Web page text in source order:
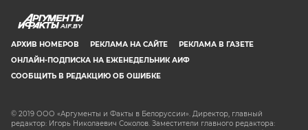
AIF.BY
АРХИВ НОМЕРОВ РЕКЛАМА НА САЙТЕ
РЕКЛАМА В ГАЗЕТЕ
ОНЛАЙН-ПОДПИСКА НА ЕЖЕНЕДЕЛЬНИК АИФ
СООБЩИТЬ В РЕДАКЦИЮ ОБ ОШИБКЕ
© 2019 ООО «Аргументы и Факты в Белоруссии». Директор, главный
редактор: Игорь Николаевич Соколов. Заместители главного редактора: